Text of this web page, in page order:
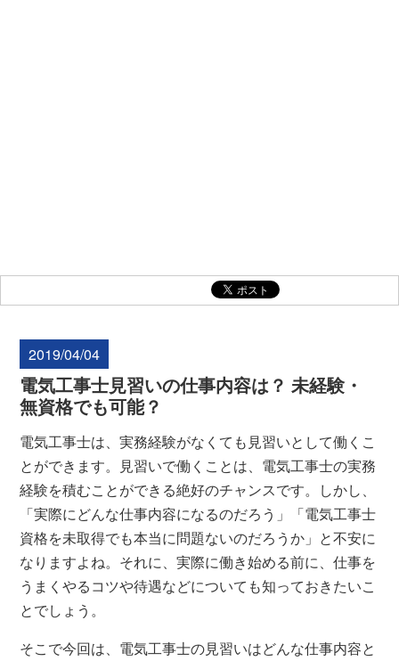
2019/04/04
電気工事士見習いの仕事内容は？ 未経験・
無資格でも可能？
電気工事士は、実務経験がなくても見習いとして働くこ
とができます。見習いで働くことは、電気工事士の実務
経験を積むことができる絶好のチャンスです。しかし、
「実際にどんな仕事内容になるのだろう」「電気工事士
資格を未取得でも本当に問題ないのだろうか」と不安に
なりますよね。それに、実際に働き始める前に、仕事を
うまくやるコツや待遇などについても知っておきたいこ
とでしょう。
そこで今回は、電気工事士の見習いはどんな仕事内容と